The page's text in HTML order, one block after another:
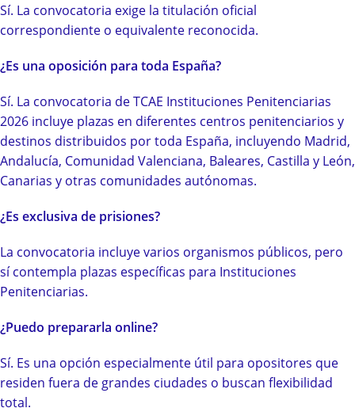
Sí. La convocatoria exige la titulación oficial
correspondiente o equivalente reconocida.
¿Es una oposición para toda España?
Sí. La convocatoria de TCAE Instituciones Penitenciarias
2026 incluye plazas en diferentes centros penitenciarios y
destinos distribuidos por toda España, incluyendo Madrid,
Andalucía, Comunidad Valenciana, Baleares, Castilla y León,
Canarias y otras comunidades autónomas.
¿Es exclusiva de prisiones?
La convocatoria incluye varios organismos públicos, pero
sí contempla plazas específicas para Instituciones
Penitenciarias.
¿Puedo prepararla online?
Sí. Es una opción especialmente útil para opositores que
residen fuera de grandes ciudades o buscan flexibilidad
total.